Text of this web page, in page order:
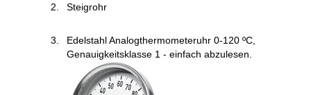
Steigrohr
Edelstahl Analogthermometeruhr 0-120 ºC,
Genauigkeitsklasse 1 - einfach abzulesen.